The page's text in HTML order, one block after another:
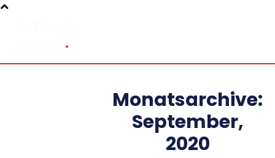
Monatsarchive:
September,
2020